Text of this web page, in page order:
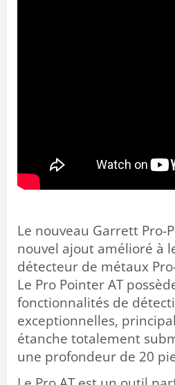
Le nouveau Garrett Pro-
nouvel ajout amélioré à
détecteur de métaux
Le Pro Pointer AT
fonctionnalités de
exceptionnelles,
étanche totalement
une profondeur de 20